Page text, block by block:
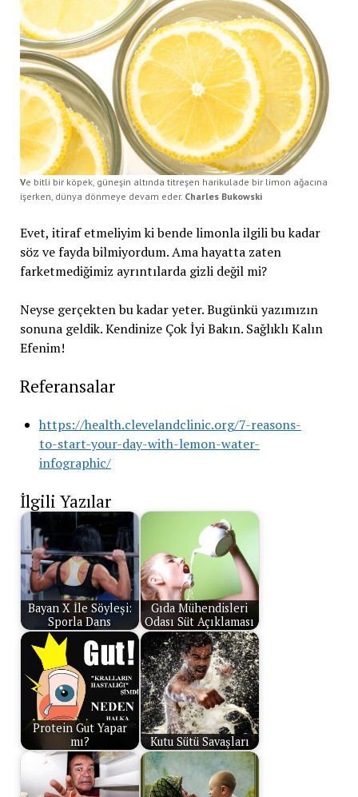
Ve bitli bir köpek, güneşin altında titreşen harikulade bir limon ağacına
işerken, dünya dönmeye devam eder. Charles Bukowski
Evet, itiraf etmeliyim ki bende limonla ilgili bu kadar
söz ve fayda bilmiyordum. Ama hayatta zaten
farketmediğimiz ayrıntılarda gizli değil mi?
Neyse gerçekten bu kadar yeter. Bugünkü yazımızın
sonuna geldik. Kendinize Çok İyi Bakın. Sağlıklı Kalın
Efenim!
Referansalar
https://health.clevelandclinic.org/7-reasons-
to-start-your-day-with-lemon-water-
infographic/
İlgili Yazılar
Bayan X İle Söyleşi:
Sporla Dans
Gıda Mühendisleri
Odası Süt Açıklaması
Protein Gut Yapar
mı?
Kutu Sütü Savaşları